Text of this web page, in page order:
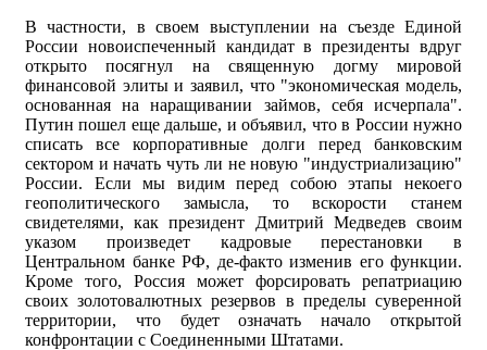
В частности, в своем выступлении на съезде Единой
России новоиспеченный кандидат в президенты вдруг
открыто посягнул на священную догму мировой
финансовой элиты и заявил, что "экономическая модель,
основанная на наращивании займов, себя исчерпала".
Путин пошел еще дальше, и объявил, что в России нужно
списать все корпоративные долги перед банковским
сектором и начать чуть ли не новую "индустриализацию"
России. Если мы видим перед собою этапы некоего
геополитического замысла, то вскорости станем
свидетелями, как президент Дмитрий Медведев своим
указом произведет кадровые перестановки в
Центральном банке РФ, де-факто изменив его функции.
Кроме того, Россия может форсировать репатриацию
своих золотовалютных резервов в пределы суверенной
территории, что будет означать начало открытой
конфронтации с Соединенными Штатами.